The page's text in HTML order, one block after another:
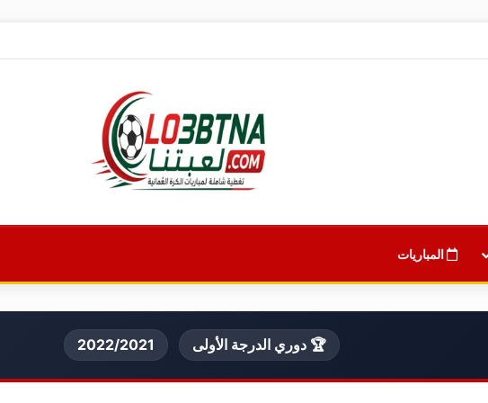
المباريات
🏆 دوري الدرجة الأولى 2022/2021